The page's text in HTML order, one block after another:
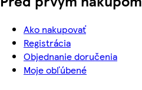
Ako nakupovať
Registrácia
Objednanie doručenia
Moje obľúbené